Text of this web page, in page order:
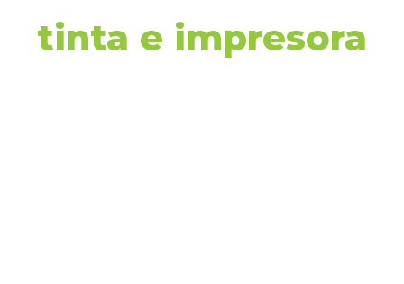
tinta e impresora